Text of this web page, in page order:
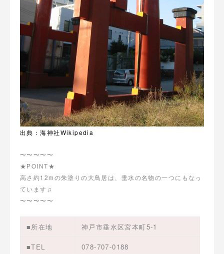
出典：海神社Wikipedia
〜〜〜〜〜
★POINT★
高さ約12mの朱塗りの大鳥居は、垂水の名物の一つにもなっ
ています♫
〜〜〜〜〜
■所在地 神戸市垂水区宮本町5-1
■TEL 078-707-0188